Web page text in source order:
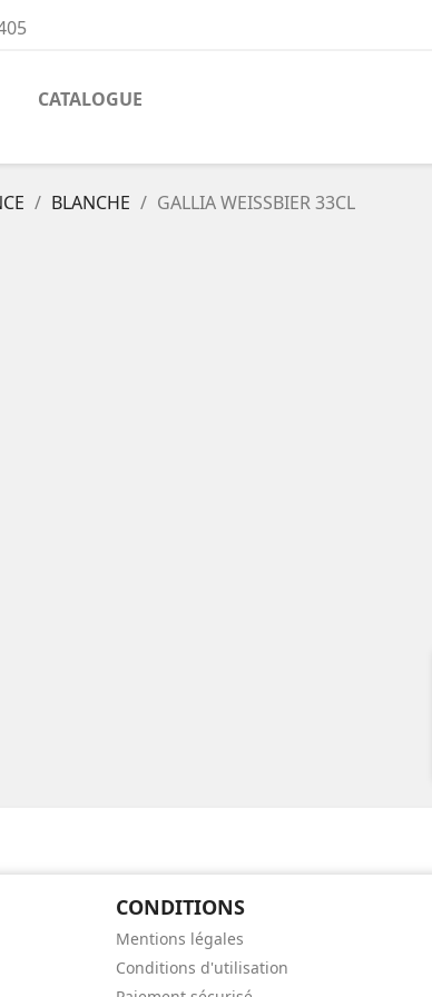
CATALOGUE
BLANCHE GALLIA WEISSBIER 33CL
CONDITIONS
Mentions légales
Conditions d'utilisation